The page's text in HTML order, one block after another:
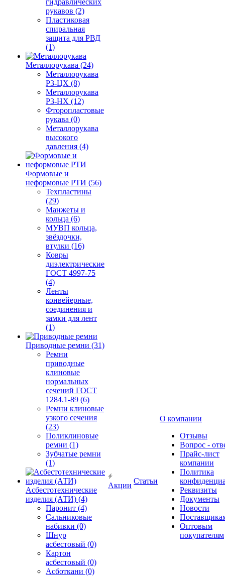
гидравлических
рукавов (2)
Пластиковая
спиральная
защита для РВД
(1)
Металлорукава (24)
Металлорукава
Р3-ЦХ (8)
Металлорукава
Р3-НХ (12)
Фторопластовые
рукава (0)
Металлорукава
высокого
давления (4)
Формовые и
неформовые РТИ (56)
Техпластины
(29)
Манжеты и
кольца (6)
МУВП кольца,
звёздочки,
втулки (16)
Ковры
диэлектрические
ГОСТ 4997-75
(4)
Ленты
конвейерные,
соединения и
замки для лент
(1)
Приводные ремни (31)
Ремни
приводные
клиновые
нормальных
сечений ГОСТ
1284.1-89 (6)
Ремни клиновые
узкого сечения
(23)
Поликлиновые
ремни (1)
Зубчатые ремни
(1)
Асбестотехнические
изделия (АТИ) (4)
Паронит (4)
Сальниковые
набивки (0)
Шнур
асбестовый (0)
Картон
асбестовый (0)
Асботкани (0)
Акции
Статьи
О компании
Отзывы
Вопрос -
Прайс-лист
компании
Политика
Реквизиты
Документы
Новости
Оптовым
покупателям